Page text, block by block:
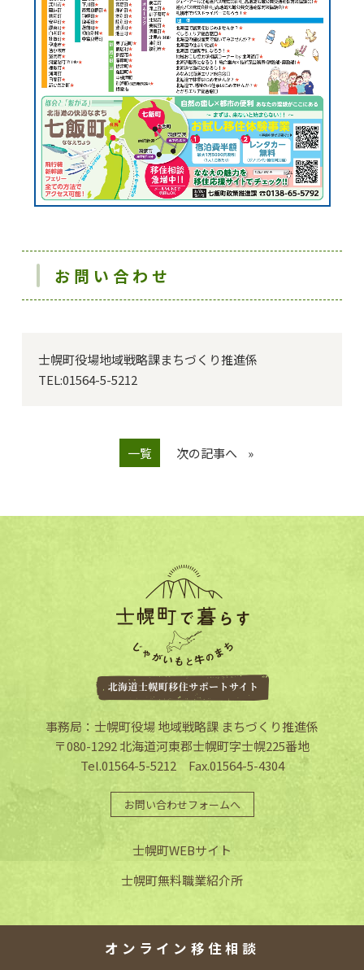
オンライン移住相談
お問い合わせ
士幌町役場地域戦略課まちづくり推進係
TEL:01564-5-5212
一覧 次の記事へ »
事務局：士幌町役場 地域戦略課 まちづくり推進係
〒080-1292 北海道河東郡士幌町字士幌225番地
Tel.01564-5-5212 Fax.01564-5-4304
お問い合わせフォームへ
士幌町WEBサイト
士幌町無料職業紹介所